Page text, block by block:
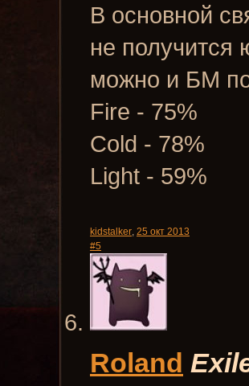
В основной
не получится
можно и БМ
Fire - 75%
Cold - 78%
Light - 59%
kidstalker, 25 окт 2013
#5
Roland